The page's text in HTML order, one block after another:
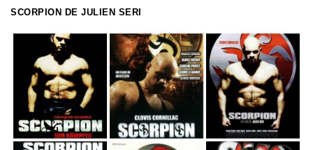
SCORPION DE JULIEN SERI